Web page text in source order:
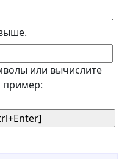
или вычислите
пример: